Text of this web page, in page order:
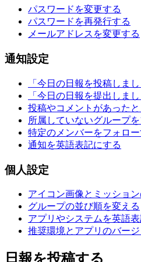
パスワードを変更する
パスワードを再発行する
メールアドレスを変更する
通知設定
「今日の日報を投稿しま
「今日の日報を提出しま
投稿やコメントがあった
所属していないグループ
特定のメンバーをフォロー
通知を英語表記にする
個人設定
アイコン画像とミッショ
グループの並び順を変える
アプリやシステムを英語
推奨環境とアプリのバー
日報を投稿する